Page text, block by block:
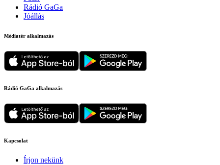
Rádió GaGa
Jóállás
Médiatér alkalmazás
Rádió GaGa alkalmazás
Kapcsolat
Írjon nekünk